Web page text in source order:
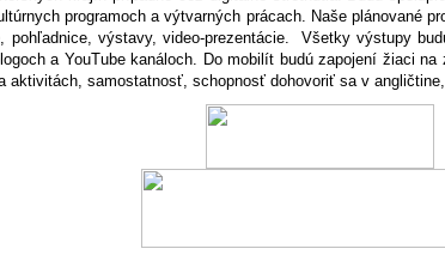
programoch a výtvarných prácach. Naše plánované
pohľadnice, výstavy, video-prezentácie. Všetky výstupy
a YouTube kanáloch. Do mobilít budú zapojení žiaci
aktivitách, samostatnosť, schopnosť dohovoriť sa v